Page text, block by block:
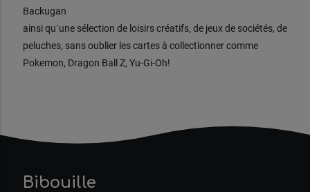
Backugan
ainsi qu´une sélection de loisirs créatifs, de jeux de sociétés, de
peluches, sans oublier les cartes à collectionner comme
Pokemon, Dragon Ball Z, Yu-Gi-Oh!
Bibouille